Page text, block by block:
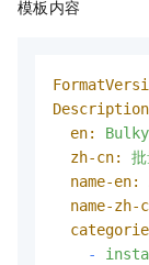
模板内容
en:
Bulky
zh-cn:
批
name-en:
name-zh-
-